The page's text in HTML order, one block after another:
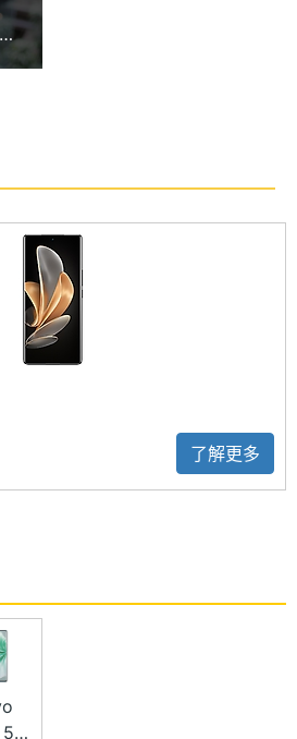
充。
置 5,000 萬畫素 VCS 真彩主
超廣角鏡頭，基於獨創仿生
吋感光元件，可還原肉眼所見的
。不僅如此，全新升級的柔光
柔和均勻的補光、智慧增強色溫
象與環境之間色彩更和諧。
能特色
7 Gen 3 八核心處理器
ROM
頭
pixels
了解更多